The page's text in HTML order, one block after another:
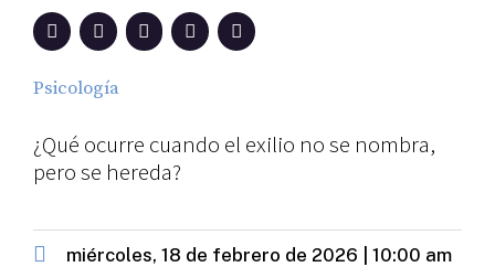
Psicología
¿Qué ocurre cuando el exilio no se nombra,
pero se hereda?
miércoles, 18 de febrero de 2026 | 10:00 am